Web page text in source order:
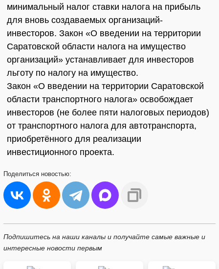
минимальный налог ставки налога на прибыль
для вновь создаваемых организаций-
инвесторов. Закон «О введении на территории
Саратовской области налога на имущество
организаций» устанавливает для инвесторов
льготу по налогу на имущество.
Закон «О введении на территории Саратовской
области транспортного налога» освобождает
инвесторов (не более пяти налоговых периодов)
от транспортного налога для автотранспорта,
приобретённого для реализации
инвестиционного проекта.
Поделиться новостью:
Подпишитесь на наши каналы и получайте самые важные и
интересные новости первым